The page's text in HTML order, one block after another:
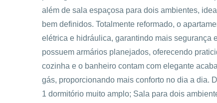
além de sala espaçosa para dois ambientes,
bem definidos. Totalmente reformado, o
elétrica e hidráulica, garantindo mais segurança
possuem armários planejados, oferecendo
cozinha e o banheiro contam com elegante
gás, proporcionando mais conforto no dia a dia.
1 dormitório muito amplo; Sala para dois